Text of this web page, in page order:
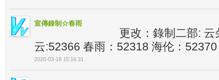
宣傳錄制☆春雨
更改：錄制二部:
云:52366 春雨：52318 海伦：52370
2020-03-18 15:16:31